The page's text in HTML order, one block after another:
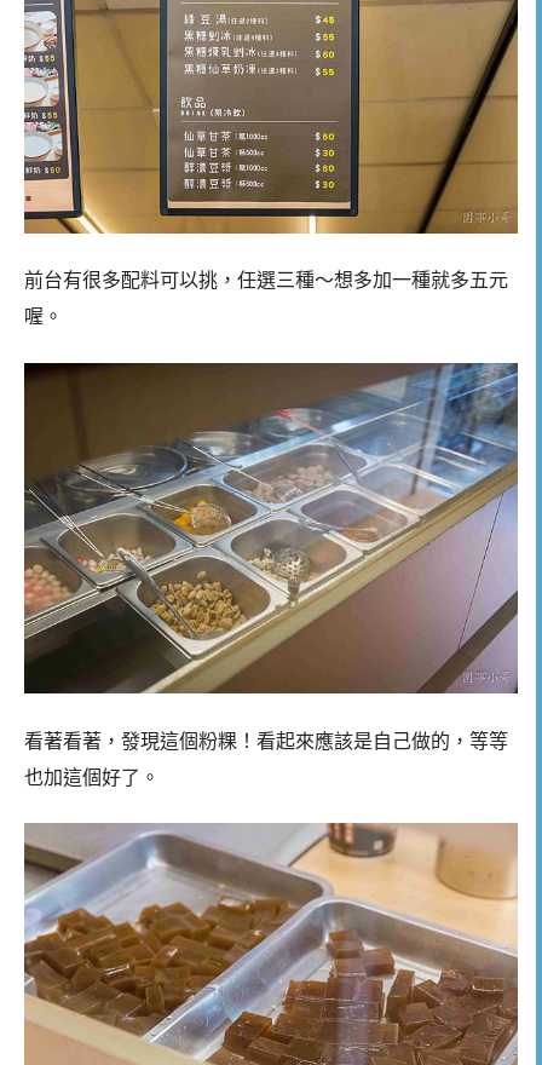
前台有很多配料可以挑，任選三種～想多加一種就多五元
喔。
看著看著，發現這個粉粿！看起來應該是自己做的，等等
也加這個好了。